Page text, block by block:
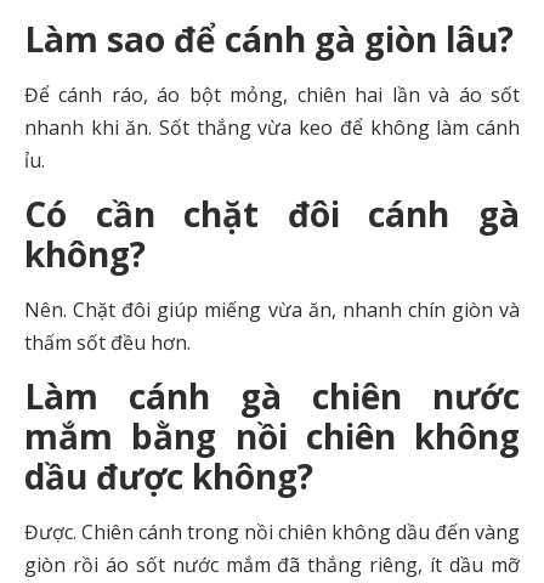
Làm sao để cánh gà giòn lâu?
Để cánh ráo, áo bột mỏng, chiên hai lần và áo sốt
nhanh khi ăn. Sốt thắng vừa keo để không làm cánh
ỉu.
Có cần chặt đôi cánh gà
không?
Nên. Chặt đôi giúp miếng vừa ăn, nhanh chín giòn và
thấm sốt đều hơn.
Làm cánh gà chiên nước
mắm bằng nồi chiên không
dầu được không?
Được. Chiên cánh trong nồi chiên không dầu đến vàng
giòn rồi áo sốt nước mắm đã thắng riêng, ít dầu mỡ